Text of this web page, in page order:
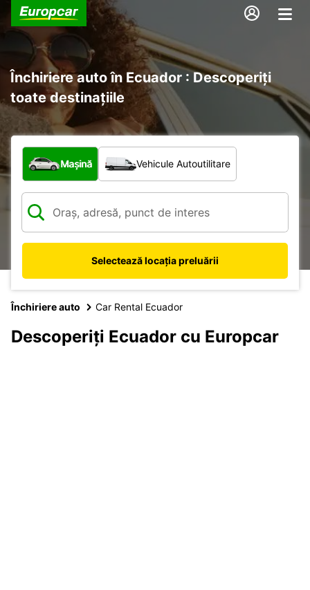
Închiriere auto în Ecuador : Descoperiți
toate destinațiile
Ce tip de vehicul?
Mașină Vehicule Autoutilitare
Selectează locația preluării
Închiriere auto Car Rental Ecuador
Descoperiți Ecuador cu Europcar